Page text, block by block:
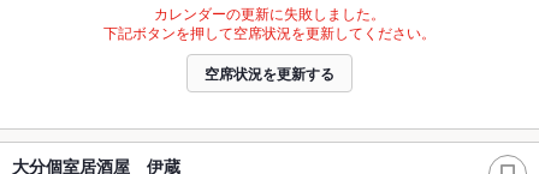
カレンダーの更新に失敗しました。
下記ボタンを押して空席状況を更新してください。
空席状況を更新する
大分個室居酒屋 伊蔵